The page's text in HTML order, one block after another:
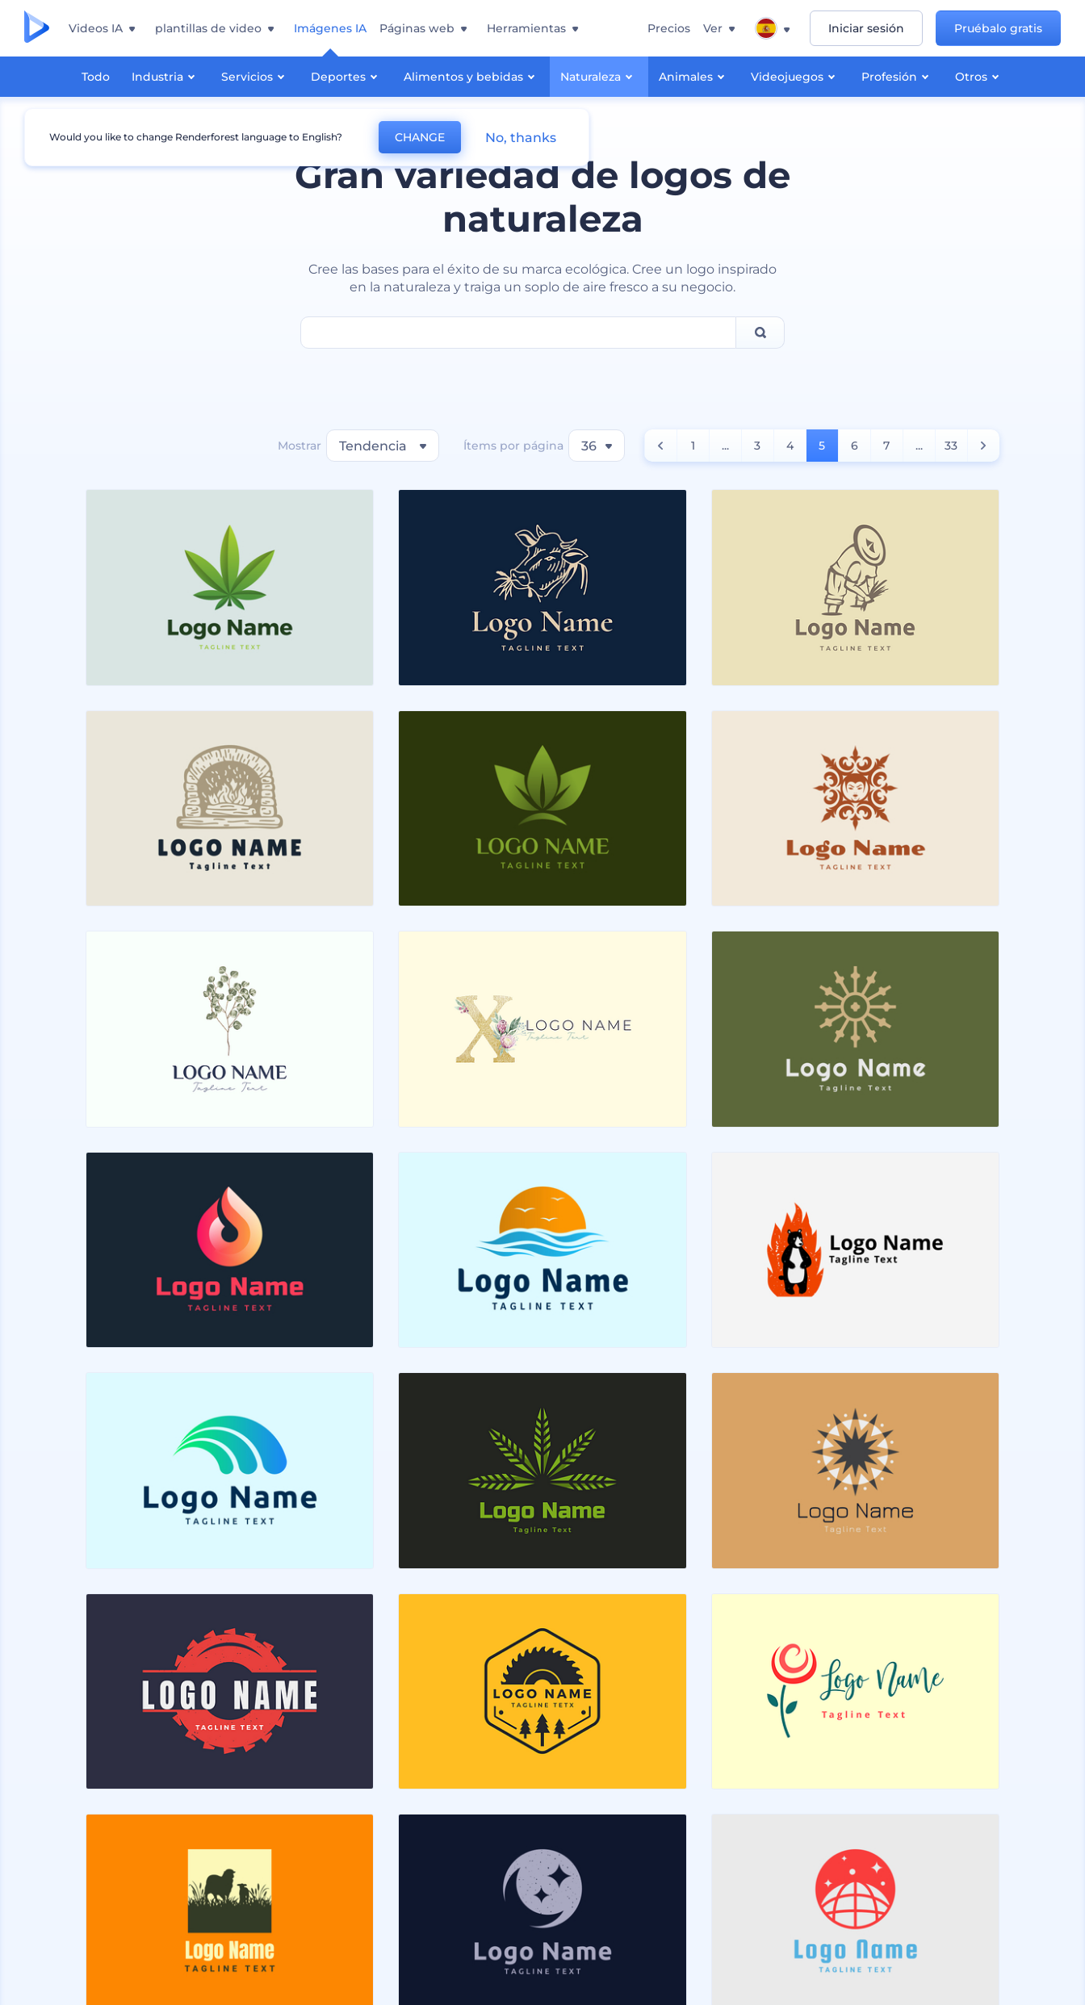
Videos IA plantillas de video Imágenes IA
Todo Industria Servicios Deportes Alimentos y bebidas Naturaleza Animales Videojuegos Profesión Otros
Páginas web Herramientas Precios Ver Iniciar sesión Pruébalo gratis
Gran variedad de logos de
naturaleza
Cree las bases para el éxito de su marca ecológica. Cree un logo inspirado
en la naturaleza y traiga un soplo de aire fresco a su negocio.
Mostrar Tendencia Ítems por página 36 1 ... 3 4 5 6 7 ... 33
Would you like to change Renderforest language to English? CHANGE No, thanks